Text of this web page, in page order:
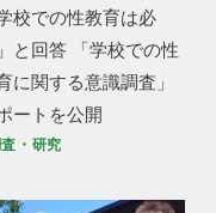
学校での性教育は必
と回答 「学校での性
に関する意識調査」
ートを公開
・研究